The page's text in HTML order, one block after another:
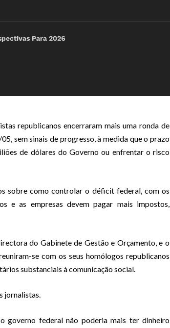
Para 2026
republicanos encerraram mais uma ronda de
sem sinais de progresso, à medida que o prazo
de dólares do Governo ou enfrentar o risco
sobre como controlar o déficit federal, com os
e as empresas devem pagar mais impostos,
do Gabinete de Gestão e Orçamento, e o
se com os seus homólogos republicanos
substanciais à comunicação social.
jornalistas.
governo federal não poderia mais ter dinheiro